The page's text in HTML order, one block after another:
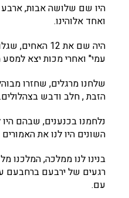
היו שם שלושה אבות, ארבע
ואחד אלוהינו.
היה שם את 12
עמי" ואחרי מכות יצא
שלחנו מרגלים, שחזרו
הזבת , חלב ודבש בצהלולים.
נלחמנו בכנענים, שבהם
השונים היו לנו את
בנינו לנו ממלכה, המלכנו
רגעים של ירבעם ברחבעם
עם.